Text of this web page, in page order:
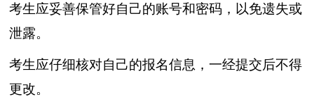
考生应妥善保管好自己的账号和密码，以免遗失或
泄露。
考生应仔细核对自己的报名信息，一经提交后不得
更改。